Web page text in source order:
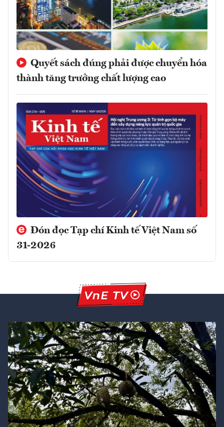
Quyết sách đúng phải được chuyển hóa
thành tăng trưởng chất lượng cao
Đón đọc Tạp chí Kinh tế Việt Nam số
31-2026